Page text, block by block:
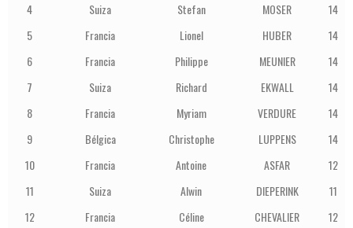
4
Suiza Stefan MOSER
14
5
Francia Lionel HUBER
14
6
Francia Philippe MEUNIER
14
7
Suiza Richard EKWALL
14
8
Francia Myriam VERDURE
14
9
Bélgica Christophe LUPPENS
14
10
Francia Antoine ASFAR
12
11
Suiza Alwin DIEPERINK
11
12
Francia Céline CHEVALIER
12